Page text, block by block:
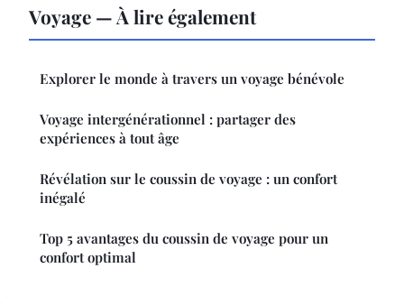
Voyage — À lire également
Explorer le monde à travers un voyage bénévole
Voyage intergénérationnel : partager des
expériences à tout âge
Révélation sur le coussin de voyage : un confort
inégalé
Top 5 avantages du coussin de voyage pour un
confort optimal